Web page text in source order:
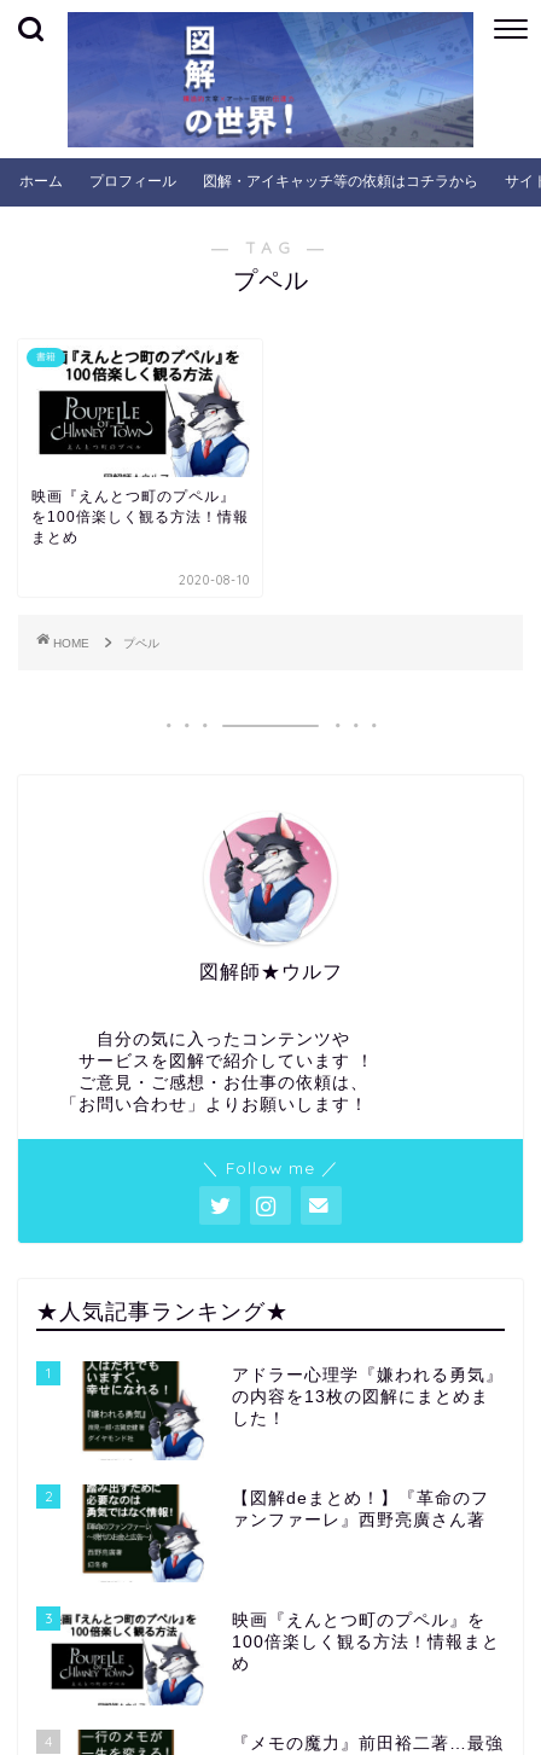
ホーム プロフィール 図解・アイキャッチ等の依頼はコチラから サイ
― TAG ―
プペル
書籍
映画『えんとつ町のプペル』
を100倍楽しく観る方法！情報
まとめ
2020-08-10
HOME プペル
図解師★ウルフ
自分の気に入ったコンテンツや
サービスを図解で紹介しています ！
ご意見・ご感想・お仕事の依頼は、
「お問い合わせ」よりお願いします！
＼ Follow me ／
★人気記事ランキング★
1
アドラー心理学『嫌われる勇気』
の内容を13枚の図解にまとめま
した！
2
【図解deまとめ！】『革命のフ
ァンファーレ』西野亮廣さん著
3
映画『えんとつ町のプペル』を
100倍楽しく観る方法！情報まと
め
4
『メモの魔力』前田裕二著…最強